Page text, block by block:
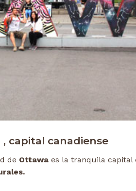
capital canadiense
de Ottawa es la tranquila capital